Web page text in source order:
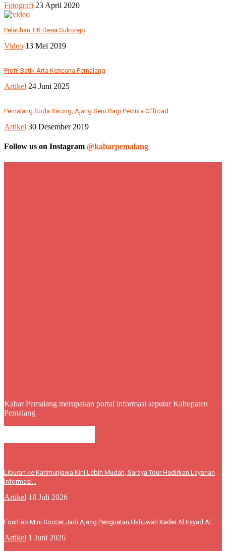
Fotografi 23 April 2020
Pelatihan TIK Desa Sukorejo
Video 13 Mei 2019
Profil Batik Arta Kencana Pemalang
Artikel 24 Juni 2025
Pemalang Soda Racing, Ajang Seru Bagi Pecinta Offroad
Artikel 30 Desember 2019
Follow us on Instagram @kabarpemalang
Kabar Pemalang merupakan portal informasi seputar Kabupaten
Pemalang
Liburan ke Karimunjawa Kini Lebih Mudah, Saraya Tour Hadirkan Layanan
Informasi...
Artikel 18 Juli 2026
FourFeo Mini Soccer Jadi Ajang Penguatan Ukhuwah Kader Al Irsyad Al...
Artikel 1 Juni 2026